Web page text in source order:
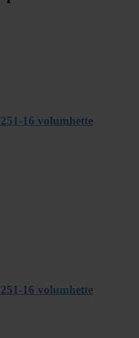
16 volumhette
16 volumhette